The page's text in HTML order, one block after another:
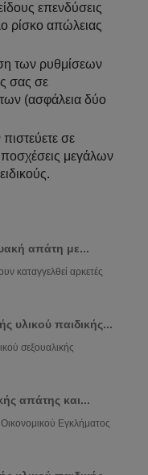
επενδύσεις
ρίσκο απώλειας
των ρυθμίσεων
σας σε
(ασφάλεια δύο
σε
μεγάλων
απάτη με...
καταγγελθεί αρκετές
υλικού παιδικής...
σεξουαλικής
απάτης και...
Εγκλήματος